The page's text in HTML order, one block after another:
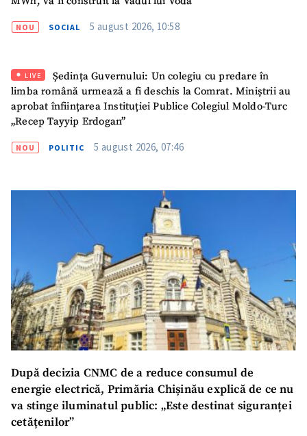
NOU SOCIAL 5 august 2026, 10:58
LIVE
Ședința Guvernului: Un colegiu cu predare în
limba română urmează a fi deschis la Comrat. Miniștrii au
aprobat înființarea Instituției Publice Colegiul Moldo-Turc
„Recep Tayyip Erdogan”
NOU POLITIC 5 august 2026, 07:46
După decizia CNMC de a reduce consumul de
energie electrică, Primăria Chișinău explică de ce nu
va stinge iluminatul public: „Este destinat siguranței
cetățenilor”
ȘTIREA MEA
Fotografie
+ Încarcă imagine
CONTACT SURSĂ
Sursă anonimă
Nume+ Numele meu
Email+ Emailul meu
Telefon
+ Telefon personal
Am citit și sunt de